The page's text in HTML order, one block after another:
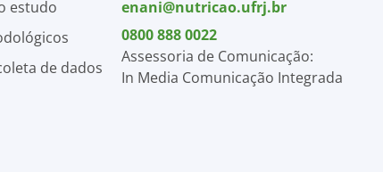
estudo
de dados
enani@nutricao.ufrj.br
0800 888 0022
Assessoria de Comunicação:
In Media Comunicação Integrada